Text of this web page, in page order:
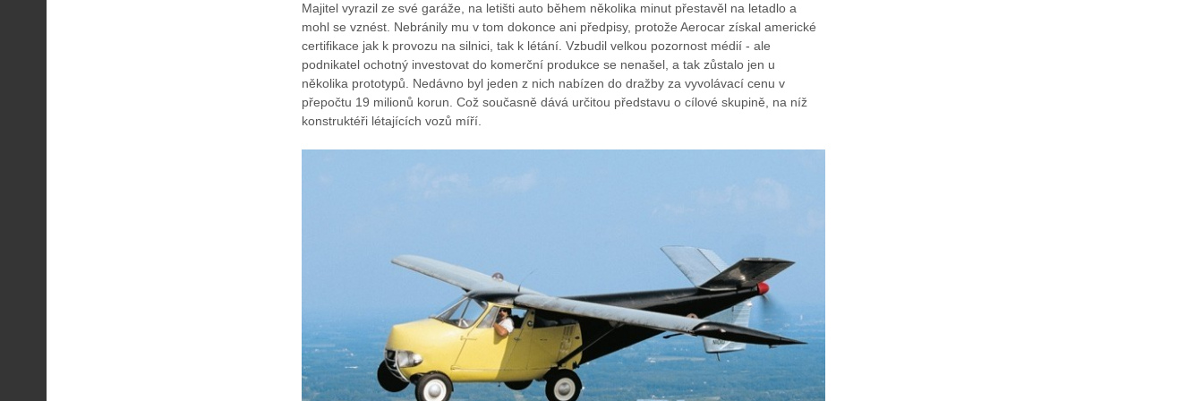
Majitel vyrazil ze své garáže, na letišti auto během několika minut přestavěl na letadlo a
mohl se vznést. Nebránily mu v tom dokonce ani předpisy, protože Aerocar získal americké
certifikace jak k provozu na silnici, tak k létání. Vzbudil velkou pozornost médií - ale
podnikatel ochotný investovat do komerční produkce se nenašel, a tak zůstalo jen u
několika prototypů. Nedávno byl jeden z nich nabízen do dražby za vyvolávací cenu v
přepočtu 19 milionů korun. Což současně dává určitou představu o cílové skupině, na níž
konstruktéři létajících vozů míří.